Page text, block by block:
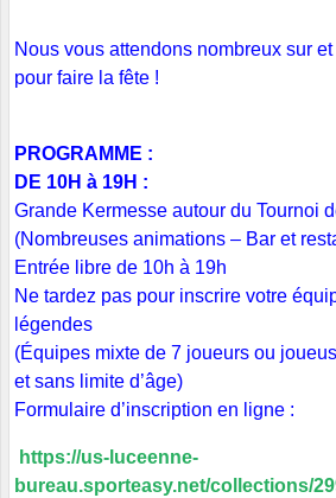
Nous vous attendons nombreux sur
pour faire la fête !
PROGRAMME :
DE 10H à 19H :
Grande Kermesse autour du Tournoi
(Nombreuses animations – Bar et
Entrée libre de 10h à 19h
Ne tardez pas pour inscrire votre
légendes
(Équipes mixte de 7 joueurs ou
et sans limite d’âge)
Formulaire d’inscription en ligne :
https://us-luceenne-
bureau.sporteasy.net/collections/